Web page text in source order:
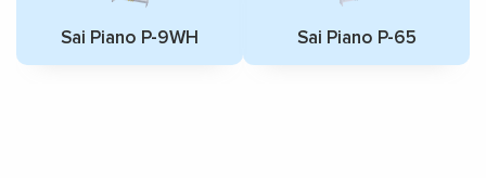
Sai Piano P-9WH Sai Piano P-65